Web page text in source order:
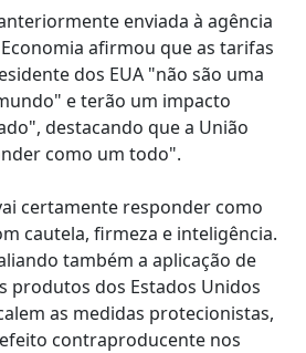
enviada à agência
afirmou que as tarifas
dos EUA "não são uma
e terão um impacto
destacando que a União
como um todo".
certamente responder como
cautela, firmeza e inteligência.
também a aplicação de
produtos dos Estados Unidos
as medidas protecionistas,
contraproducente nos